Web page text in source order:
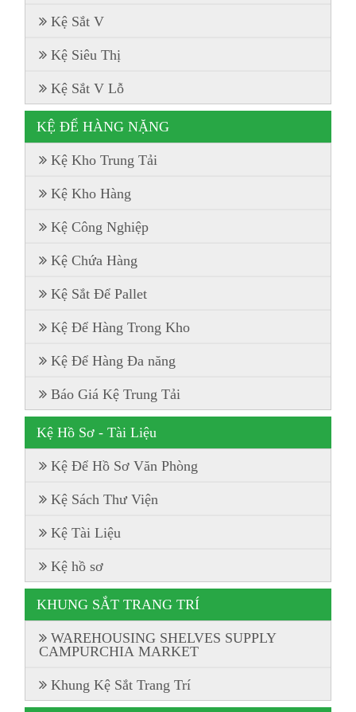
Kệ Sắt V
Kệ Siêu Thị
Kệ Sắt V Lỗ
KỆ ĐỂ HÀNG NẶNG
Kệ Kho Trung Tải
Kệ Kho Hàng
Kệ Công Nghiệp
Kệ Chứa Hàng
Kệ Sắt Để Pallet
Kệ Để Hàng Trong Kho
Kệ Để Hàng Đa năng
Báo Giá Kệ Trung Tải
Kệ Hồ Sơ - Tài Liệu
Kệ Để Hồ Sơ Văn Phòng
Kệ Sách Thư Viện
Kệ Tài Liệu
Kệ hồ sơ
KHUNG SẮT TRANG TRÍ
WAREHOUSING SHELVES SUPPLY
CAMPURCHIA MARKET
Khung Kệ Sắt Trang Trí